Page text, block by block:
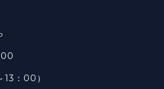
13：00）